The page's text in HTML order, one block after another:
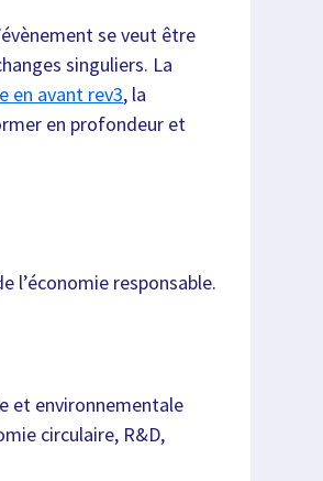
se veut être
singuliers. La
en avant rev3, la
en profondeur et
l’économie responsable.
et environnementale
circulaire, R&D,